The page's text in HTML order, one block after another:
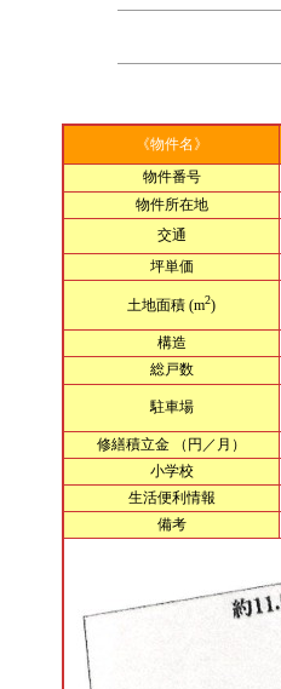
《物件名》
物件番号
物件所在地
交通
坪単価
土地面積 (m2)
構造
総戸数
駐車場
修繕積立金 （円／月）
小学校
生活便利情報
備考